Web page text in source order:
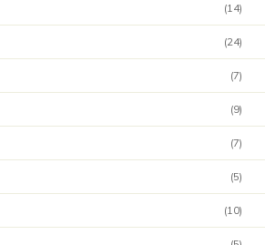
(14)
(24)
(7)
(9)
(7)
(5)
(10)